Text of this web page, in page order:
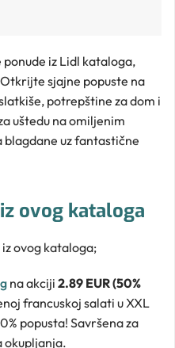
iz Lidl kataloga,
sjajne popuste na
potrepštine za dom i
uštedu na omiljenim
uz fantastične
ovog kataloga
ovog kataloga;
na akciji 2.89 EUR (50%
francuskoj salati u XXL
popusta! Savršena za
okupljanja.